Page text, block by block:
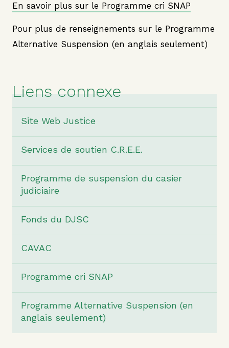
En savoir plus sur le Programme cri SNAP
Pour plus de renseignements sur le Programme
Alternative Suspension (en anglais seulement)
Liens connexe
Site Web Justice
Services de soutien C.R.E.E.
Programme de suspension du casier
judiciaire
Fonds du DJSC
CAVAC
Programme cri SNAP
Programme Alternative Suspension (en
anglais seulement)